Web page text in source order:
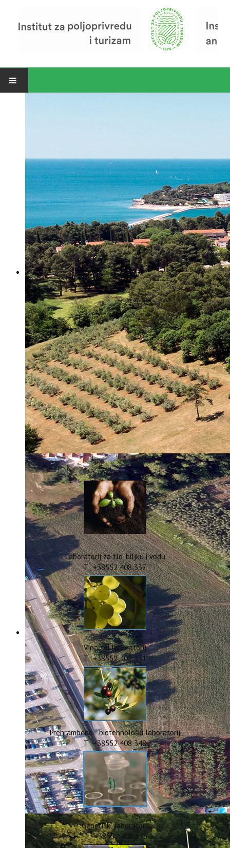
Zavod za poljoprivredu i prehranu
Zavod za ekonomiku i razvoj poljoprivrede
Zavod za turizam
Pokusno poljoprivredno imanje
Zaposlenici
Euraxess
Misija i vizija
Upravno Vijeće
Rad Upravnog vijeća
Znanstveno Vijeće
Rad Znanstvenog vijeća
Etičko povjerenstvo
Etički kodeks
Financiranje
Proračun
Potpore
PROGRAMSKO FINANCIRANJE
Izvještavanje po uredbi
Projekti Instituta
Dialogue4Tourism
REVIVE
WASTEREDUCE
MITOMED+
WINTERMED
CASTWATER
INHERIT
CONSUMLESS PLUS
IstraOILFest
ARHIVA PROJEKATA
IstraECOinclusive
Izdavačka djelatnost
Izbor u znanstvena zvanja
Dokumenti
Statut
Strategija
CIP
Pravo na pristup informacijama
Zaštita osobnih podataka
Godišnji izvještaj
Javna nabava
Natječaji za radna mjesta
Zakonodavni okvir
Akti Instituta
Linkovi
Kontakt
webmail
Popularizacija znanosti
ERASMUS+
HyPro4ST
DIGIAGRI
GreenTea
CIRCOLIVE
Laboratorij za tlo, biljku i vodu
T: +38552 408 337
Vinarski laboratorij
T: +38552 408 331
Prehrambeno - biotehnološki laboratorij
T: +38552 408 348
Genetički laboratorij
T: +38552 408 336